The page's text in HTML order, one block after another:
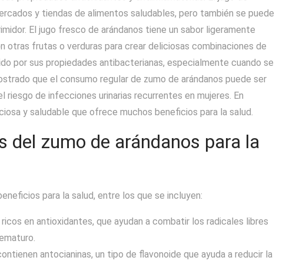
y tiendas de alimentos saludables, pero también se puede
El jugo fresco de arándanos tiene un sabor ligeramente
otras frutas o verduras para crear deliciosas combinaciones de
por sus propiedades antibacterianas, especialmente cuando se
que el consumo regular de zumo de arándanos puede ser
de infecciones urinarias recurrentes en mujeres. En
y saludable que ofrece muchos beneficios para la salud.
del zumo de arándanos para la
para la salud, entre los que se incluyen:
en antioxidantes, que ayudan a combatir los radicales libres
antocianinas, un tipo de flavonoide que ayuda a reducir la